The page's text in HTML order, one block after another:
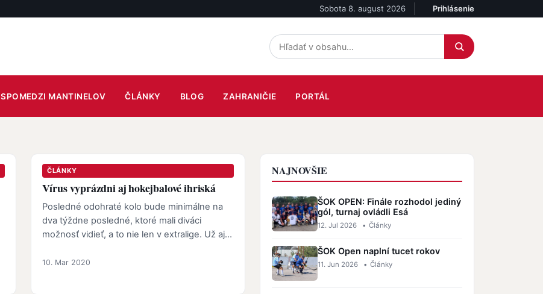
Sobota 8. august 2026 Účet
Prihlásenie
SPOMEDZI MANTINELOV ČLÁNKY BLOG ZAHRANIČIE PORTÁL
ČLÁNKY
Vírus vyprázdni aj hokejbalové ihriská
Posledné odohraté kolo bude minimálne na
dva týždne posledné, ktoré mali diváci
možnosť vidieť, a to nie len v extralige. Už aj
10. Mar 2020
NAJNOVŠIE
ŠOK OPEN: Finále rozhodol jediný
gól, turnaj ovládli Esá
12. Jul 2026 • Články
ŠOK Open naplní tucet rokov
11. Jun 2026 • Články